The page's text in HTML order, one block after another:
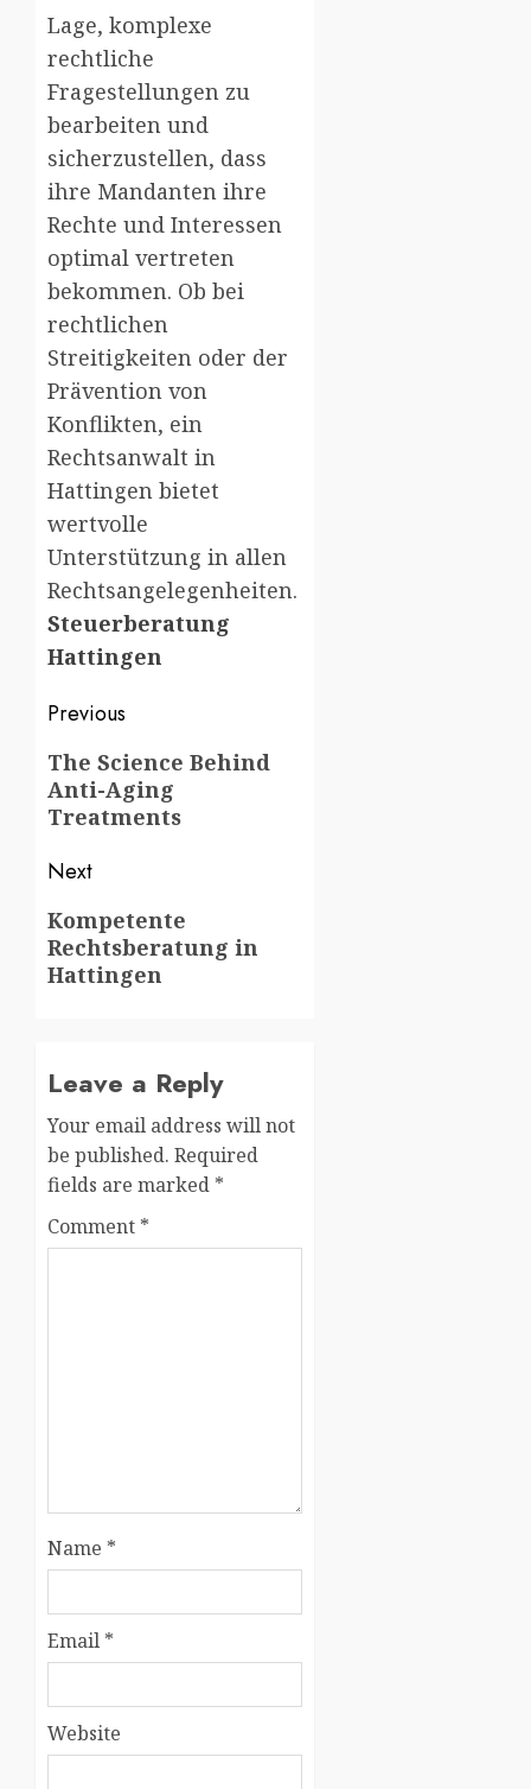
Lage, komplexe
rechtliche
Fragestellungen zu
bearbeiten und
sicherzustellen, dass
ihre Mandanten ihre
Rechte und Interessen
optimal vertreten
bekommen. Ob bei
rechtlichen
Streitigkeiten oder der
Prävention von
Konflikten, ein
Rechtsanwalt in
Hattingen bietet
wertvolle
Unterstützung in allen
Rechtsangelegenheiten.
Steuerberatung
Hattingen
Post
navigation
Previous
Previous
post:
The Science Behind
Anti-Aging
Treatments
Next
Next
post:
Kompetente
Rechtsberatung in
Hattingen
Leave a Reply
Your email address will not
be published. Required
fields are marked *
Comment *
Name *
Email *
Website